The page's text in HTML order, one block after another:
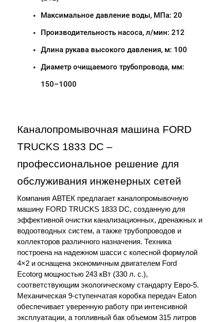
Максимальное давление воды, МПа: 20
Производительность насоса, л/мин: 212
Длина рукава высокого давления, м: 100
Диаметр очищаемого трубопровода, мм:
150–1000
Каналопромывочная машина FORD
TRUCKS 1833 DC –
профессиональное решение для
обслуживания инженерных сетей
Компания АВТЕК предлагает каналопромывочную
машину FORD TRUCKS 1833 DC, созданную для
эффективной очистки канализационных, дренажных и
водоотводных систем, а также трубопроводов и
коллекторов различного назначения. Техника
построена на надежном шасси с колесной формулой
4×2 и оснащена экономичным двигателем Ford
Ecotorg мощностью 243 кВт (330 л. с.),
соответствующим экологическому стандарту Евро-5.
Механическая 9-ступенчатая коробка передач Eaton
обеспечивает уверенную работу при интенсивной
эксплуатации, а топливный бак объемом 315 литров